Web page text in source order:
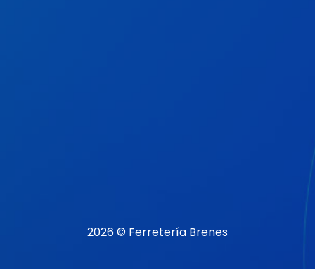
2026 © Ferretería Brenes